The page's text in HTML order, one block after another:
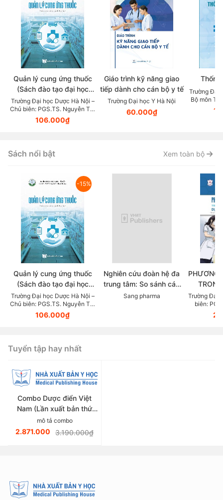
Quản lý cung ứng thuốc
(Sách đào tạo đại học
ngành dược học)
Trường Đại học Dược Hà Nội –
Chủ biên: PGS.TS. Nguyễn Thị
Thanh Hương
106.000₫
Giáo trình kỹ năng giao
tiếp dành cho cán bộ y tế
Trường Đại học Y Hà Nội
60.000₫
Trường Đại
Bộ môn
Quách Thị
Sách nổi bật Xem toàn bộ
-15%
Quản lý cung ứng thuốc
(Sách đào tạo đại học
ngành dược học)
Trường Đại học Dược Hà Nội –
Chủ biên: PGS.TS. Nguyễn Thị
Thanh Hương
106.000₫
Nghiên cứu đoàn hệ đa
trung tâm: So sánh các
chẹn beta trong thực tế
Sang pharma
PHƯƠNG
KHOA
LỰC
giảng
Trường Đại
biên:
Tuyển tập hay nhất
Combo Dược điển Việt
Nam (Lần xuất bản thứ
sáu)
mô tả combo
2.871.000 3.190.000₫